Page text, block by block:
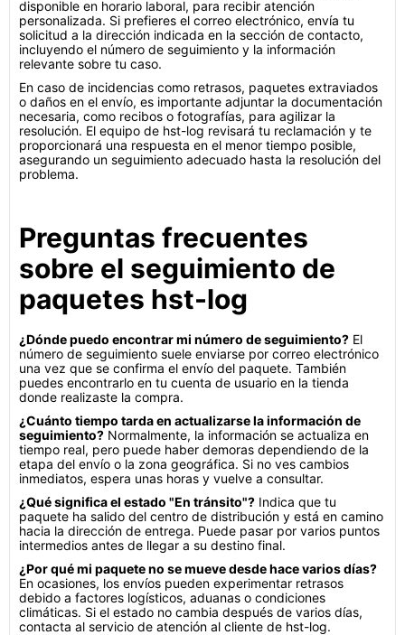
disponible en horario laboral, para recibir atención
personalizada. Si prefieres el correo electrónico, envía tu
solicitud a la dirección indicada en la sección de contacto,
incluyendo el número de seguimiento y la información
relevante sobre tu caso.
En caso de incidencias como retrasos, paquetes extraviados
o daños en el envío, es importante adjuntar la documentación
necesaria, como recibos o fotografías, para agilizar la
resolución. El equipo de hst-log revisará tu reclamación y te
proporcionará una respuesta en el menor tiempo posible,
asegurando un seguimiento adecuado hasta la resolución del
problema.
Preguntas frecuentes
sobre el seguimiento de
paquetes hst-log
¿Dónde puedo encontrar mi número de seguimiento? El
número de seguimiento suele enviarse por correo electrónico
una vez que se confirma el envío del paquete. También
puedes encontrarlo en tu cuenta de usuario en la tienda
donde realizaste la compra.
¿Cuánto tiempo tarda en actualizarse la información de
seguimiento? Normalmente, la información se actualiza en
tiempo real, pero puede haber demoras dependiendo de la
etapa del envío o la zona geográfica. Si no ves cambios
inmediatos, espera unas horas y vuelve a consultar.
¿Qué significa el estado "En tránsito"? Indica que tu
paquete ha salido del centro de distribución y está en camino
hacia la dirección de entrega. Puede pasar por varios puntos
intermedios antes de llegar a su destino final.
¿Por qué mi paquete no se mueve desde hace varios días?
En ocasiones, los envíos pueden experimentar retrasos
debido a factores logísticos, aduanas o condiciones
climáticas. Si el estado no cambia después de varios días,
contacta al servicio de atención al cliente de hst-log.